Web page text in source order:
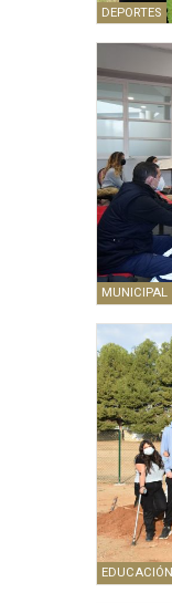
DEPORTES
MUNICIPAL
EDUCACIÓN